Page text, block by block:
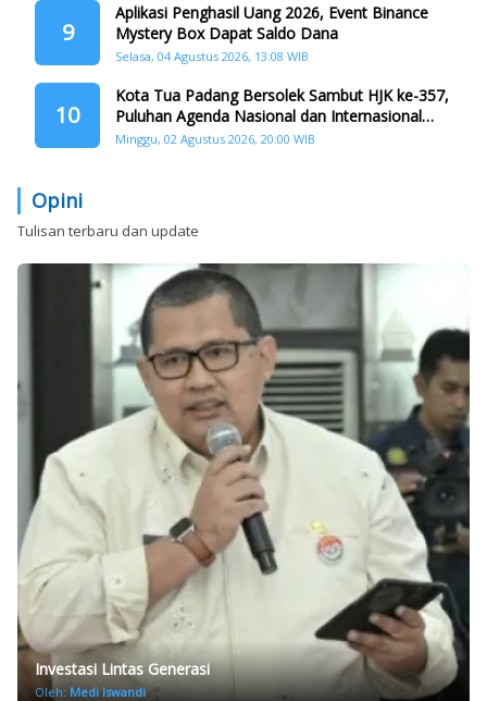
9
Aplikasi Penghasil Uang 2026, Event Binance
Mystery Box Dapat Saldo Dana
Selasa, 04 Agustus 2026, 13:08 WIB
10
Kota Tua Padang Bersolek Sambut HJK ke-357,
Puluhan Agenda Nasional dan Internasional
Siap Digelar
Minggu, 02 Agustus 2026, 20:00 WIB
Opini
Tulisan terbaru dan update
Investasi Lintas Generasi
Oleh: Medi Iswandi